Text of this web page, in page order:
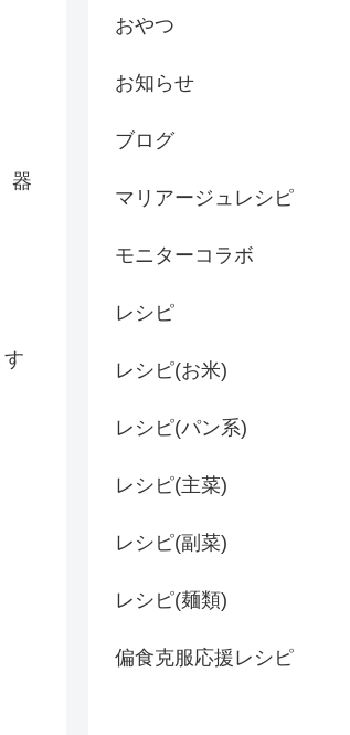
器
おやつ
お知らせ
ブログ
マリアージュレシピ
モニターコラボ
レシピ
レシピ(お米)
レシピ(パン系)
レシピ(主菜)
レシピ(副菜)
レシピ(麺類)
偏食克服応援レシピ